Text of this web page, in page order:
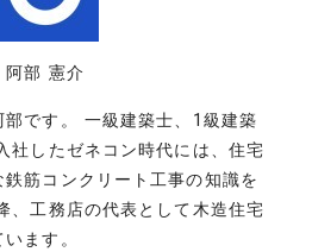
阿部 憲介
です。 一級建築士、1級建築
社したゼネコン時代には、住宅
筋コンクリート工事の知識を
、工務店の代表として木造住宅
ます。